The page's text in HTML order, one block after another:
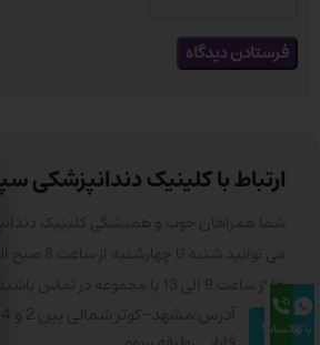
ارتباط با کلینیک دندانپزشکی
شما همراهان خوب و همیشگی کلینیک
ها از ساعت 9 الی 13 با مجموعه در تماس باشید .
با کلینیک
واتساپ